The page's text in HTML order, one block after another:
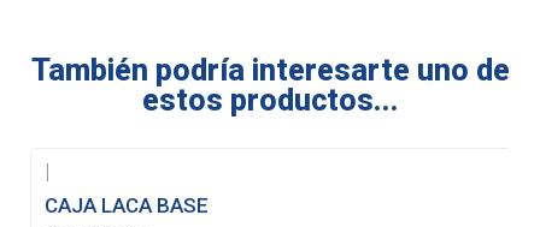
También podría interesarte uno de
estos productos...
Agotado
CAJA LACA BASE